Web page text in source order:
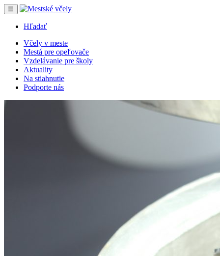
☰
Hľadať
Včely v meste
Mestá pre opeľovače
Vzdelávanie pre školy
Aktuality
Na stiahnutie
Podporte nás